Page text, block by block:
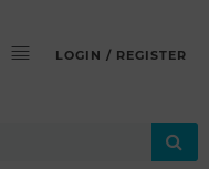
LOGIN / REGISTER